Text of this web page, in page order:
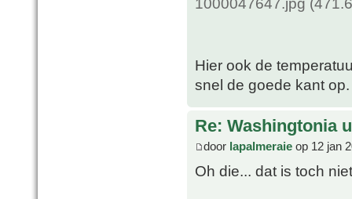
Hier ook de
snel de goede kant op.
Re: Washingtonia
door lapalmeraie op 12 jan
Oh die... dat is toch